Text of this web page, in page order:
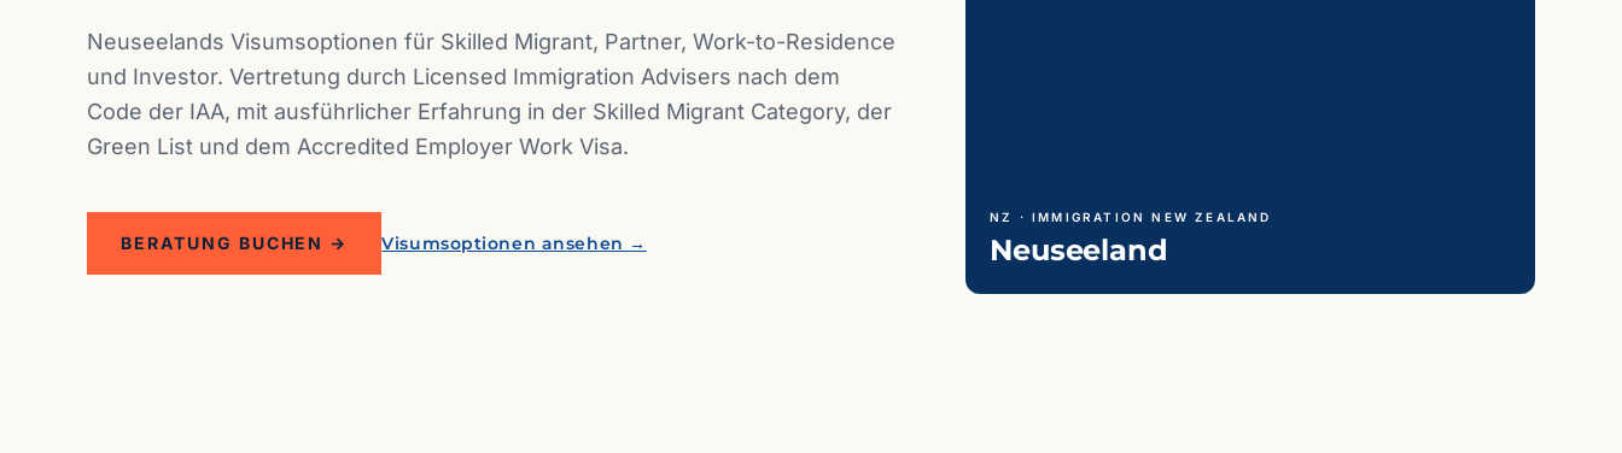
Neuseelands Visumsoptionen für Skilled Migrant, Partner, Work-to-Residence
und Investor. Vertretung durch Licensed Immigration Advisers nach dem
Code der IAA, mit ausführlicher Erfahrung in der Skilled Migrant Category, der
Green List und dem Accredited Employer Work Visa.
BERATUNG BUCHEN → Visumsoptionen ansehen →
NZ · IMMIGRATION NEW ZEALAND
Neuseeland